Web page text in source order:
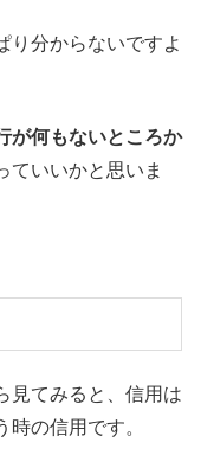
り分からないですよ
が何もないところか
ていいかと思いま
見てみると、信用は
時の信用です。